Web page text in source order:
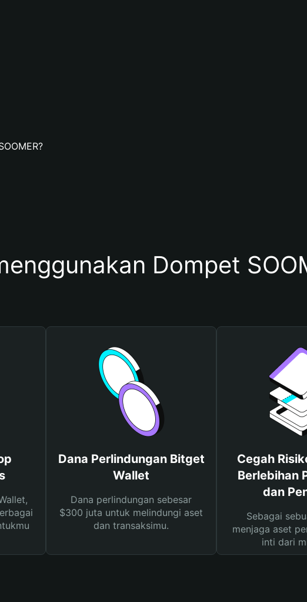
Dompet
Dana Perlindungan Bitget
Wallet
Dana perlindungan sebesar
$300 juta untuk melindungi aset
dan transaksimu.
Cegah
Berlebihan
dan
Sebagai
menjaga aset
inti dari